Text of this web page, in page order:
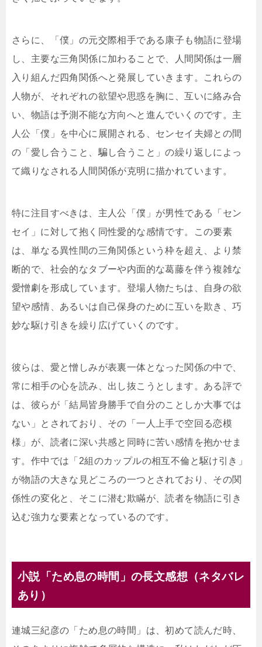
さらに、「僕」の元交際相手である康子も物語に登場
し、主要な三角関係に加わることで、人間関係は一層
入り組んだ四角関係へと発展していきます。これらの
人物が、それぞれの欲望や思惑を胸に、互いに絡み合
い、物語は予測不能な方向へと進んでいくのです。主
人公「僕」を中心に展開される、センセイ夫婦との間
の「愛し合うこと、騙し合うこと」の繰り返しによっ
て織りなされる人間関係が克明に描かれています。
特に注目すべきは、主人公「僕」が男性である「セン
セイ」に対して抱く同性愛的な感情です。この要素
は、単なる異性間の三角関係という枠を超え、より禁
断的で、社会的なタブーや内面的な葛藤を伴う複雑な
愛憎劇を形成しています。登場人物たちは、自身の欲
望や感情、あるいは自己保身のために互いを欺き、巧
妙な駆け引きを繰り広げていくのです。
彼らは、愛と憎しみが表裏一体となった関係の中で、
常に相手の心を読み、出し抜こうとします。ある評で
は、彼らが「結局皆身勝手で自分のことしか大事では
ない」とされており、その「一人上手で空回る恋模
様」が、読者に深い共感と同時に苦い感情を抱かせま
す。作中では「2組のカップルの相互不倫と駆け引き」
が物語の大きな見どころの一つとされており、その関
係性の変化と、そこに潜む欺瞞が、読者を物語に引き
込む強力な要素となっているのです。
小説「ため息の時間」の長文感想（ネタバレ
あり）
連城三紀彦の「ため息の時間」は、初めて読んだ時、